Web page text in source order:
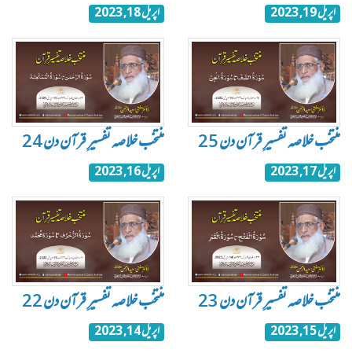
اپریل 19, 2023 اپریل 18, 2023
منتخب خلاصہ تفسیرِ قرآن دن 25
اپریل 17, 2023
منتخب خلاصہ تفسیرِ قرآن دن 24
اپریل 16, 2023
منتخب خلاصہ تفسیرِ قرآن دن 23
اپریل 15, 2023
منتخب خلاصہ تفسیرِ قرآن دن 22
اپریل 14, 2023